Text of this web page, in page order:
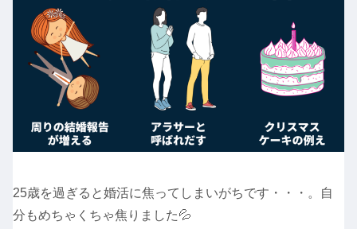
25歳を過ぎると婚活に焦ってしまいがちです・・・。自
分もめちゃくちゃ焦りました💦